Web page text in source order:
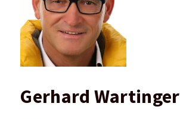
Gerhard Wartinger